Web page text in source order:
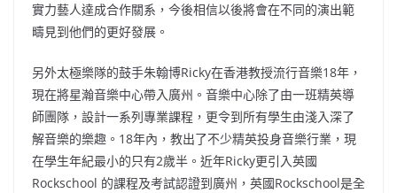
實力藝人達成合作關系，今後相信以後將會在不同的演出範
疇見到他們的更好發展。
另外太極樂隊的鼓手朱翰博Ricky在香港教授流行音樂18年，
現在將星瀚音樂中心帶入廣州。音樂中心除了由一班精英導
師團隊，設計一系列專業課程，更令到所有學生由淺入深了
解音樂的樂趣。18年內，教出了不少精英投身音樂行業，現
在學生年紀最小的只有2歲半。近年Ricky更引入英國
Rockschool 的課程及考試認證到廣州，英國Rockschool是全